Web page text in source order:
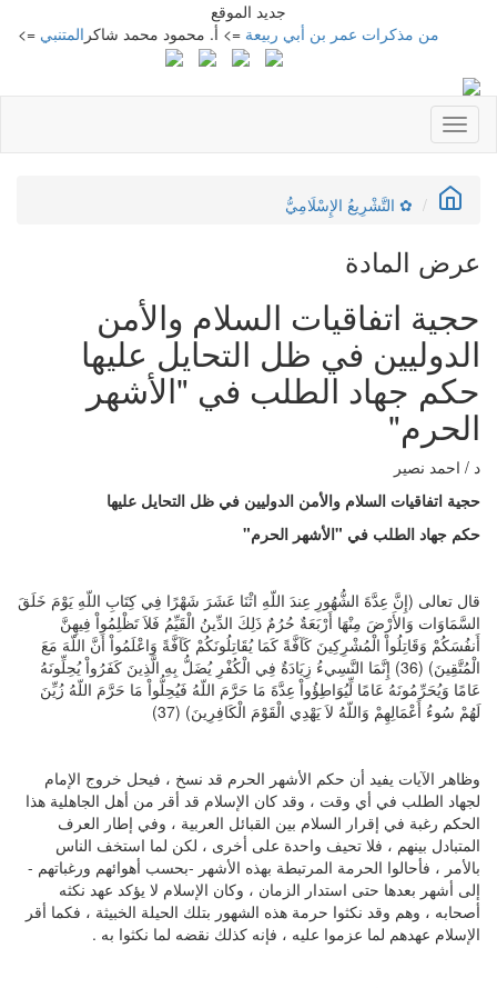
جديد الموقع
المتنبي=> أ. محمود من مذكرات عمر بن أبي ربيعة=> أ. محمود محمد شاكر
Toggle
navigation
✿ التَّشْرِيعُ الإِسْلَامِيُّ
عرض المادة
حجية اتفاقيات السلام والأمن
الدوليين في ظل التحايل عليها
حكم جهاد الطلب في "الأشهر
الحرم"
د / احمد نصير
حجية اتفاقيات السلام والأمن الدوليين في ظل التحايل عليها
حكم جهاد الطلب في "الأشهر الحرم"
قال تعالى (إِنَّ عِدَّةَ الشُّهُورِ عِندَ اللّهِ اثْنَا عَشَرَ شَهْرًا فِي كِتَابِ اللّهِ يَوْمَ خَلَقَ
السَّمَاوَات وَالأَرْضَ مِنْهَا أَرْبَعَةٌ حُرُمٌ ذَلِكَ الدِّينُ الْقَيِّمُ فَلاَ تَظْلِمُواْ فِيهِنَّ
أَنفُسَكُمْ وَقَاتِلُواْ الْمُشْرِكِينَ كَآفَّةً كَمَا يُقَاتِلُونَكُمْ كَآفَّةً وَاعْلَمُواْ أَنَّ اللّهَ مَعَ
الْمُتَّقِينَ) (36) إِنَّمَا النَّسِيءُ زِيَادَةٌ فِي الْكُفْرِ يُضَلُّ بِهِ الَّذِينَ كَفَرُواْ يُحِلِّونَهُ
عَامًا وَيُحَرِّمُونَهُ عَامًا لِّيُوَاطِؤُواْ عِدَّةَ مَا حَرَّمَ اللّهُ فَيُحِلُّواْ مَا حَرَّمَ اللّهُ زُيِّنَ
لَهُمْ سُوءُ أَعْمَالِهِمْ وَاللّهُ لاَ يَهْدِي الْقَوْمَ الْكَافِرِينَ) (37)
وظاهر الآيات يفيد أن حكم الأشهر الحرم قد نسخ ، فيحل خروج الإمام
لجهاد الطلب في أي وقت ، وقد كان الإسلام قد أقر من أهل الجاهلية هذا
الحكم رغبة في إقرار السلام بين القبائل العربية ، وفي إطار العرف
المتبادل بينهم ، فلا تحيف واحدة على أخرى ، لكن لما استخف الناس
بالأمر ، فأحالوا الحرمة المرتبطة بهذه الأشهر -بحسب أهوائهم ورغباتهم -
إلى أشهر بعدها حتى استدار الزمان ، وكان الإسلام لا يؤكد عهد نكثه
أصحابه ، وهم وقد نكثوا حرمة هذه الشهور بتلك الحيلة الخبيثة ، فكما أقر
الإسلام عهدهم لما عزموا عليه ، فإنه كذلك نقضه لما نكثوا به .